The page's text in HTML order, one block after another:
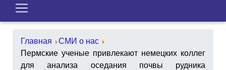
Главная
СМИ о нас
Пермские ученые привлекают немецких коллег
для анализа оседания почвы рудника